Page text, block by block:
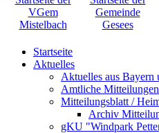
Startseite
Aktuelles
Aktuelles aus Bayern
Amtliche Mitteilungen
Mitteilungsblatt /
Archiv
gKU "Windpark